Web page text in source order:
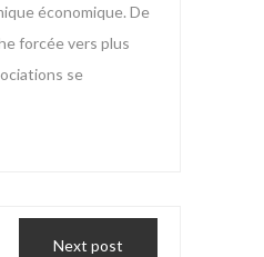
économique. De
forcée vers plus
se
Next post